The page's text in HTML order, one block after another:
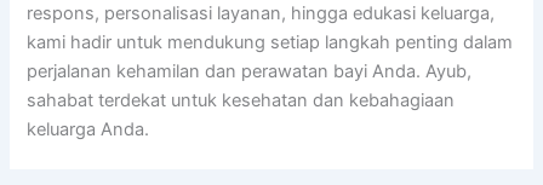
respons, personalisasi layanan, hingga edukasi keluarga,
kami hadir untuk mendukung setiap langkah penting dalam
perjalanan kehamilan dan perawatan bayi Anda. Ayub,
sahabat terdekat untuk kesehatan dan kebahagiaan
keluarga Anda.